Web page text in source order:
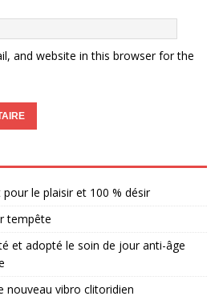
and website in this browser for the
pour le plaisir et 100 % désir
tempête
et adopté le soin de jour anti-âge
nouveau vibro clitoridien